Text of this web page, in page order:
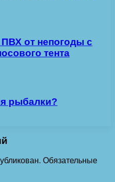
от непогоды с
тента
рыбалки?
Обязательные